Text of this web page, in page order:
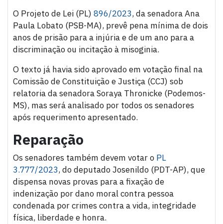
O Projeto de Lei (PL) 896/2023, da senadora Ana
Paula Lobato (PSB-MA), prevê pena mínima de dois
anos de prisão para a injúria e de um ano para a
discriminação ou incitação à misoginia.
O texto já havia sido aprovado em votação final na
Comissão de Constituição e Justiça (CCJ) sob
relatoria da senadora Soraya Thronicke (Podemos-
MS), mas será analisado por todos os senadores
após requerimento apresentado.
Reparação
Os senadores também devem votar o PL
3.777/2023, do deputado Josenildo (PDT-AP), que
dispensa novas provas para a fixação de
indenização por dano moral contra pessoa
condenada por crimes contra a vida, integridade
física, liberdade e honra.